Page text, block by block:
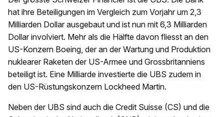
hat ihre Beteiligungen im Vergleich zum Vorjahr um 2,3
Milliarden Dollar ausgebaut und ist nun mit 6,3 Milliarden
Dollar involviert. Mehr als die Hälfte davon fliesst an den
US-Konzern Boeing, der an der Wartung und Produktion
nuklea­rer Raketen der US-Armee und Grossbritanniens
beteiligt ist. Eine Milliarde investierte die UBS zudem in
den US-Rüstungskonzern Lockheed Martin.
Neben der UBS sind auch die Credit Suisse (CS) und die